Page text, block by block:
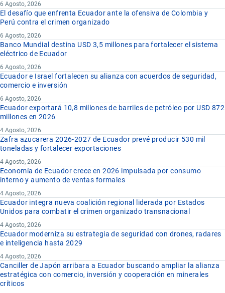
6 Agosto, 2026
El desafío que enfrenta Ecuador ante la ofensiva de Colombia y
Perú contra el crimen organizado
6 Agosto, 2026
Banco Mundial destina USD 3,5 millones para fortalecer el sistema
eléctrico de Ecuador
6 Agosto, 2026
Ecuador e Israel fortalecen su alianza con acuerdos de seguridad,
comercio e inversión
6 Agosto, 2026
Ecuador exportará 10,8 millones de barriles de petróleo por USD 872
millones en 2026
4 Agosto, 2026
Zafra azucarera 2026-2027 de Ecuador prevé producir 530 mil
toneladas y fortalecer exportaciones
4 Agosto, 2026
Economía de Ecuador crece en 2026 impulsada por consumo
interno y aumento de ventas formales
4 Agosto, 2026
Ecuador integra nueva coalición regional liderada por Estados
Unidos para combatir el crimen organizado transnacional
4 Agosto, 2026
Ecuador moderniza su estrategia de seguridad con drones, radares
e inteligencia hasta 2029
4 Agosto, 2026
Canciller de Japón arribara a Ecuador buscando ampliar la alianza
estratégica con comercio, inversión y cooperación en minerales
críticos